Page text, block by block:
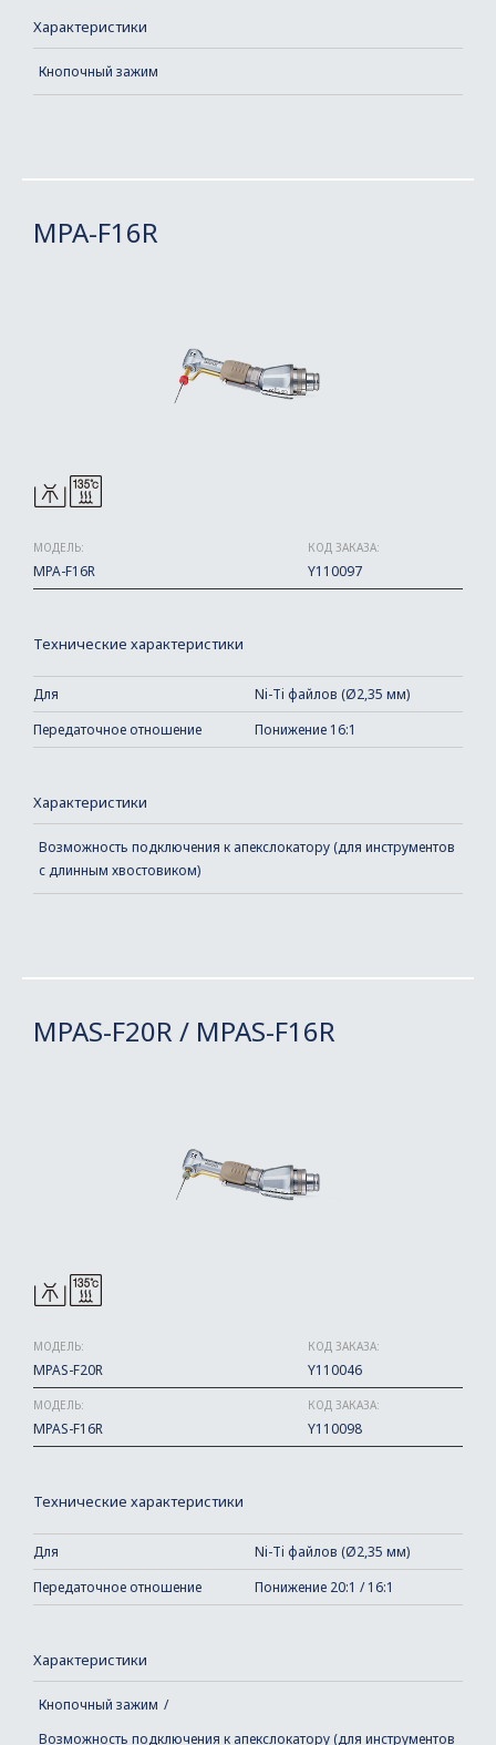
Характеристики
Кнопочный зажим
MPA-F16R
МОДЕЛЬ:
MPA-F16R
КОД ЗАКАЗА:
Y110097
Технические характеристики
Для
Ni-Ti файлов (Ø2,35 мм)
Передаточное отношение
Понижение 16:1
Характеристики
Возможность подключения к апекслокатору (для инструментов
с длинным хвостовиком)
MPAS-F20R / MPAS-F16R
МОДЕЛЬ:
MPAS-F20R
КОД ЗАКАЗА:
Y110046
МОДЕЛЬ:
MPAS-F16R
КОД ЗАКАЗА:
Y110098
Технические характеристики
Для
Ni-Ti файлов (Ø2,35 мм)
Передаточное отношение
Понижение 20:1 / 16:1
Характеристики
Кнопочный зажим
Возможность подключения к апекслокатору (для инструментов